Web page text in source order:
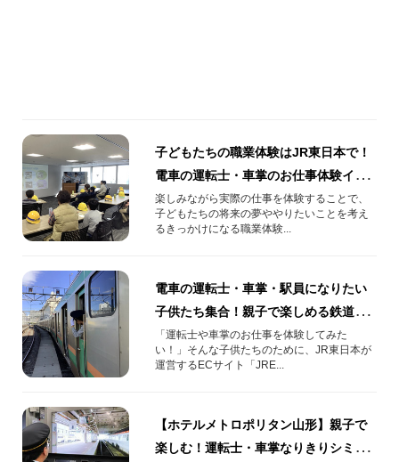
子どもたちの職業体験はJR東日本で！
電車の運転士・車掌のお仕事体験イベ
ントってどんな感じ？
楽しみながら実際の仕事を体験することで、
子どもたちの将来の夢ややりたいことを考え
るきっかけになる職業体験...
電車の運転士・車掌・駅員になりたい
子供たち集合！親子で楽しめる鉄道体
験イベント
「運転士や車掌のお仕事を体験してみた
い！」そんな子供たちのために、JR東日本が
運営するECサイト「JRE...
【ホテルメトロポリタン山形】親子で
楽しむ！運転士・車掌なりきりシミュ